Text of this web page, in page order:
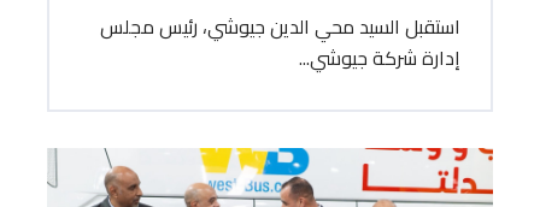
استقبل السيد محي الدين جيوشي، رئيس مجلس
إدارة شركة جيوشي...